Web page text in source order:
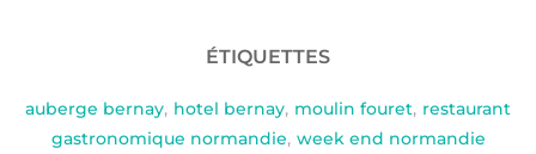
ÉTIQUETTES
auberge bernay, hotel bernay, moulin fouret, restaurant
gastronomique normandie, week end normandie